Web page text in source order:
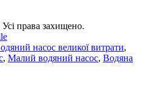
права захищено.
насос великої витрати,
, Малий водяний насос, Водяна